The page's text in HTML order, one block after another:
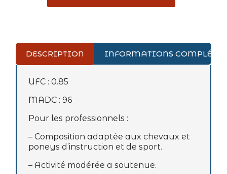
DESCRIPTION INFORMATIONS
UFC : 0.85
MADC : 96
Pour les professionnels :
– Composition adaptée aux chevaux et
poneys d’instruction et de sport.
– Activité modérée a soutenue.